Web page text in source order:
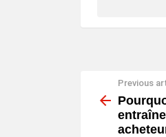
more
Previous